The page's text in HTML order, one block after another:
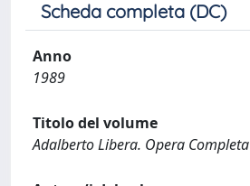
Scheda completa (DC)
Anno
1989
Titolo del volume
Adalberto Libera. Opera Completa